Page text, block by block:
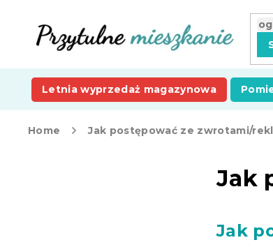
Letnia wyprzedaż magazynowa
Home Jak postępować ze zwrotami/
Jak
Jak